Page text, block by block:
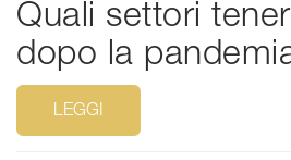
Quali settori
dopo la
LEGGI